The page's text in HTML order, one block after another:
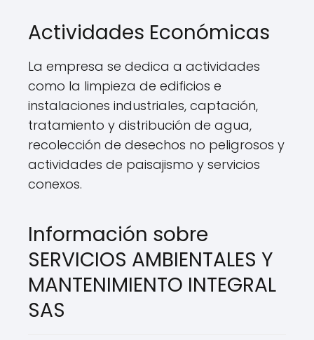
Actividades Económicas
La empresa se dedica a actividades
como la limpieza de edificios e
instalaciones industriales, captación,
tratamiento y distribución de agua,
recolección de desechos no peligrosos y
actividades de paisajismo y servicios
conexos.
Información sobre
SERVICIOS AMBIENTALES Y
MANTENIMIENTO INTEGRAL
SAS